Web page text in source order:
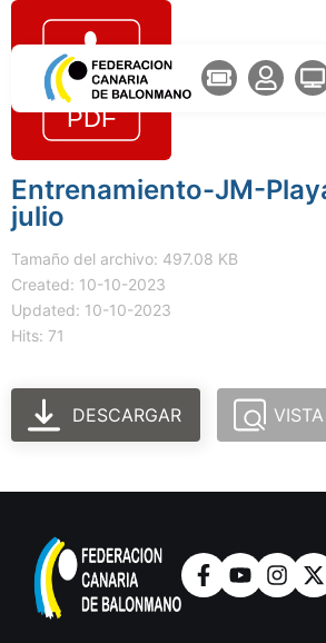
Entrenamiento-JM-
julio
Tamaño del archivo: 497.08 KB
Created: 10-10-2023
Updated: 10-10-2023
Hits: 71
DESCARGAR